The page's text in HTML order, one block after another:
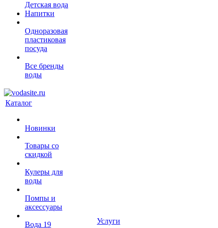
Детская вода
Напитки
Одноразовая
пластиковая
посуда
Все бренды
воды
Каталог
Новинки
Товары со
скидкой
Кулеры для
воды
Помпы и
аксессуары
Вода 19
Услуги